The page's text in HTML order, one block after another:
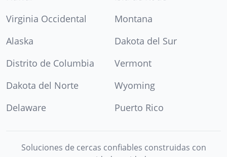
Virginia Occidental
Montana
Alaska
Dakota del Sur
Distrito de Columbia
Vermont
Dakota del Norte
Wyoming
Delaware
Puerto Rico
Soluciones de cercas confiables construidas con